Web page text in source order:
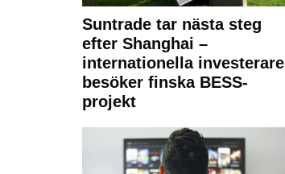
Suntrade tar nästa steg
efter Shanghai –
internationella investerare
besöker finska BESS-
projekt